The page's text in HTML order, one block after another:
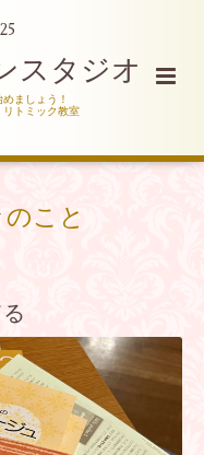
スタジオ
ましょう！
リトミック教室
こと